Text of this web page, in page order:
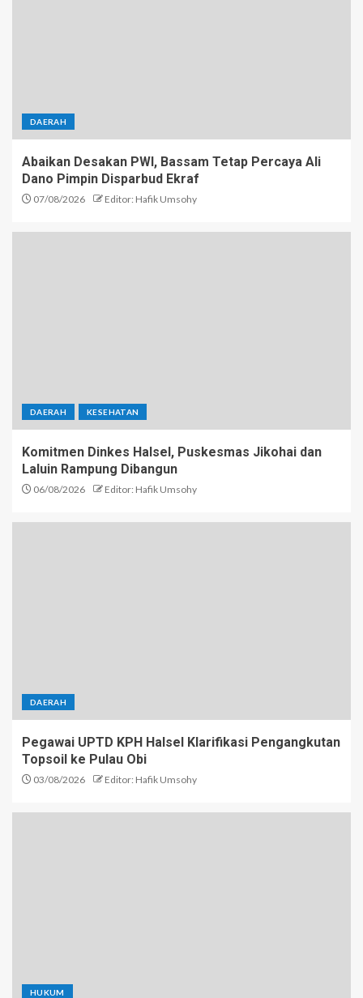
DAERAH
Abaikan Desakan PWI, Bassam Tetap Percaya Ali
Dano Pimpin Disparbud Ekraf
07/08/2026 Editor: Hafik Umsohy
DAERAH KESEHATAN
Komitmen Dinkes Halsel, Puskesmas Jikohai dan
Laluin Rampung Dibangun
06/08/2026 Editor: Hafik Umsohy
DAERAH
Pegawai UPTD KPH Halsel Klarifikasi Pengangkutan
Topsoil ke Pulau Obi
03/08/2026 Editor: Hafik Umsohy
HUKUM